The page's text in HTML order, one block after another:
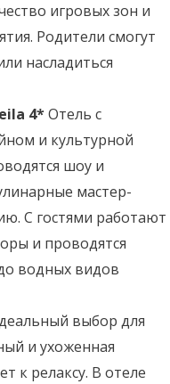
игровых зон и
Родители смогут
насладиться
4*Отель с
и культурной
шоу и
мастер-
С гостями работают
и проводятся
водных видов
выбор для
и ухоженная
к релаксу. В отеле